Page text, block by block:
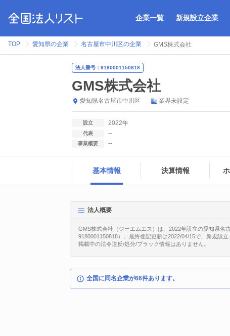
企業一覧 新規設立企業
TOP 愛知県の企業 名古屋市中川区の企業 GMS株式会社
法人番号：9180001150818
GMS株式会社
愛知県名古屋市中川区 業界未設定
設立 2022年
代表 --
事業概要 --
基本情報 決算情報
法人概要
GMS株式会社（ジーエムエス）は、2022年設立の愛知県名
9180001150818）。最終登記更新は2022/04/15で、新規設立
掲載中の法令違反/処分/ブラック情報はありません。
全国に同名企業が66件あります。